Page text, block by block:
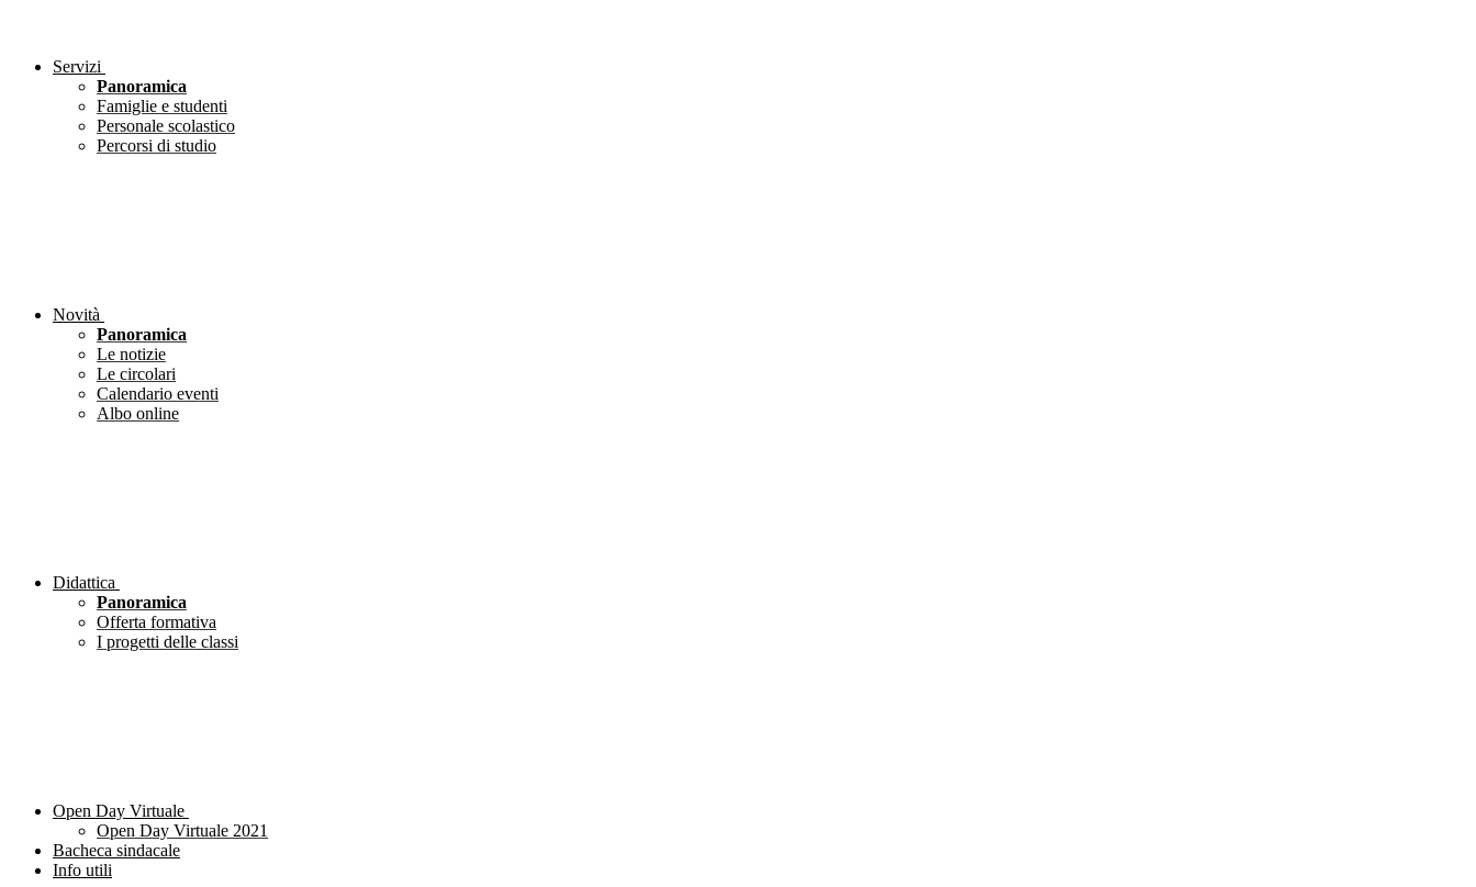
Servizi
Panoramica
Famiglie e studenti
Personale scolastico
Percorsi di studio
Novità
Panoramica
Le notizie
Le circolari
Calendario eventi
Albo online
Didattica
Panoramica
Offerta formativa
I progetti delle classi
Open Day Virtuale
Open Day Virtuale 2021
Bacheca sindacale
Info utili